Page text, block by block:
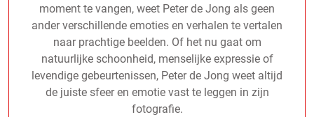
moment te vangen, weet Peter de Jong als geen
ander verschillende emoties en verhalen te vertalen
naar prachtige beelden. Of het nu gaat om
natuurlijke schoonheid, menselijke expressie of
levendige gebeurtenissen, Peter de Jong weet altijd
de juiste sfeer en emotie vast te leggen in zijn
fotografie.